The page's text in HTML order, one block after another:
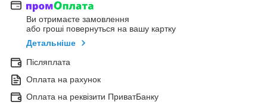
Ви отримаєте замовлення
або гроші повернуться на вашу картку
Детальніше
Післяплата
Оплата на рахунок
Оплата на реквізити ПриватБанку